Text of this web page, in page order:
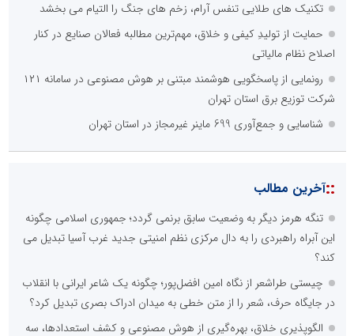
تکنیک های طلایی تنفس آرام، زخم های جنگ را التیام می بخشد
حمایت از تولیدِ کیفی و خلاق، مهم‌ترین مطالبه فعالان صنایع در کنار
اصلاح نظام مالیاتی
رونمایی از پاسخگویی هوشمند مبتنی بر هوش مصنوعی در سامانه ۱۲۱
شرکت توزیع برق استان تهران
شناسایی و جمع‌آوری 699 ماینر غیرمجاز در استان تهران
::آخرین مطالب
تنگه هرمز دیگر به وضعیت سابق برنمی گردد؛ جمهوری اسلامی چگونه
این آبراه راهبردی را به دال مرکزی نظم امنیتی جدید غرب آسیا تبدیل می
کند؟
چیستی طراشعر از نگاه امین افضل‌پور؛ چگونه یک شاعر ایرانی با انقلاب
در جایگاه حرف، شعر را از متن خطی به میدان ادراک بصری تبدیل کرد؟
الگوپذیری خلاق، بهره‌گیری از هوش مصنوعی و کشف استعدادها، سه